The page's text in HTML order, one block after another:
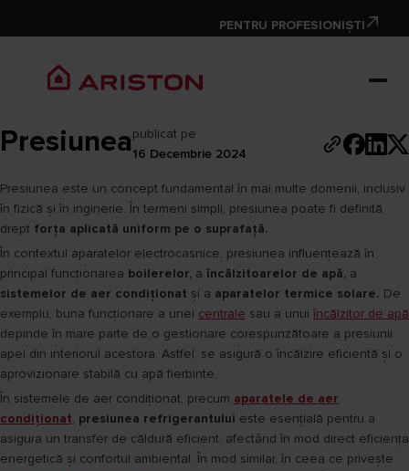
PENTRU PROFESIONIȘTI
Presiuneapublicat pe
16 Decembrie 2024
Presiunea este un concept fundamental în mai multe domenii, inclusiv
în fizică și în inginerie. În termeni simpli, presiunea poate fi definită
drept forța aplicată uniform pe o suprafață.
În contextul aparatelor electrocasnice, presiunea influențează în
principal funcționarea boilerelor, a încălzitoarelor de apă, a
sistemelor de aer condiționat și a aparatelor termice solare. De
exemplu, buna funcționare a unei centrale sau a unui încălzitor de apă
depinde în mare parte de o gestionare corespunzătoare a presiunii
apei din interiorul acestora. Astfel, se asigură o încălzire eficientă și o
aprovizionare stabilă cu apă fierbinte.
În sistemele de aer condiționat, precum aparatele de aer
condiționat, presiunea refrigerantului este esențială pentru a
asigura un transfer de căldură eficient, afectând în mod direct eficiența
energetică și confortul ambiental. În mod similar, în ceea ce privește